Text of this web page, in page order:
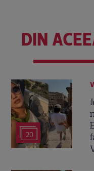
DIN
20